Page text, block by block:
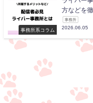
事務所系コラム
方などを
事務所
2026.06.05